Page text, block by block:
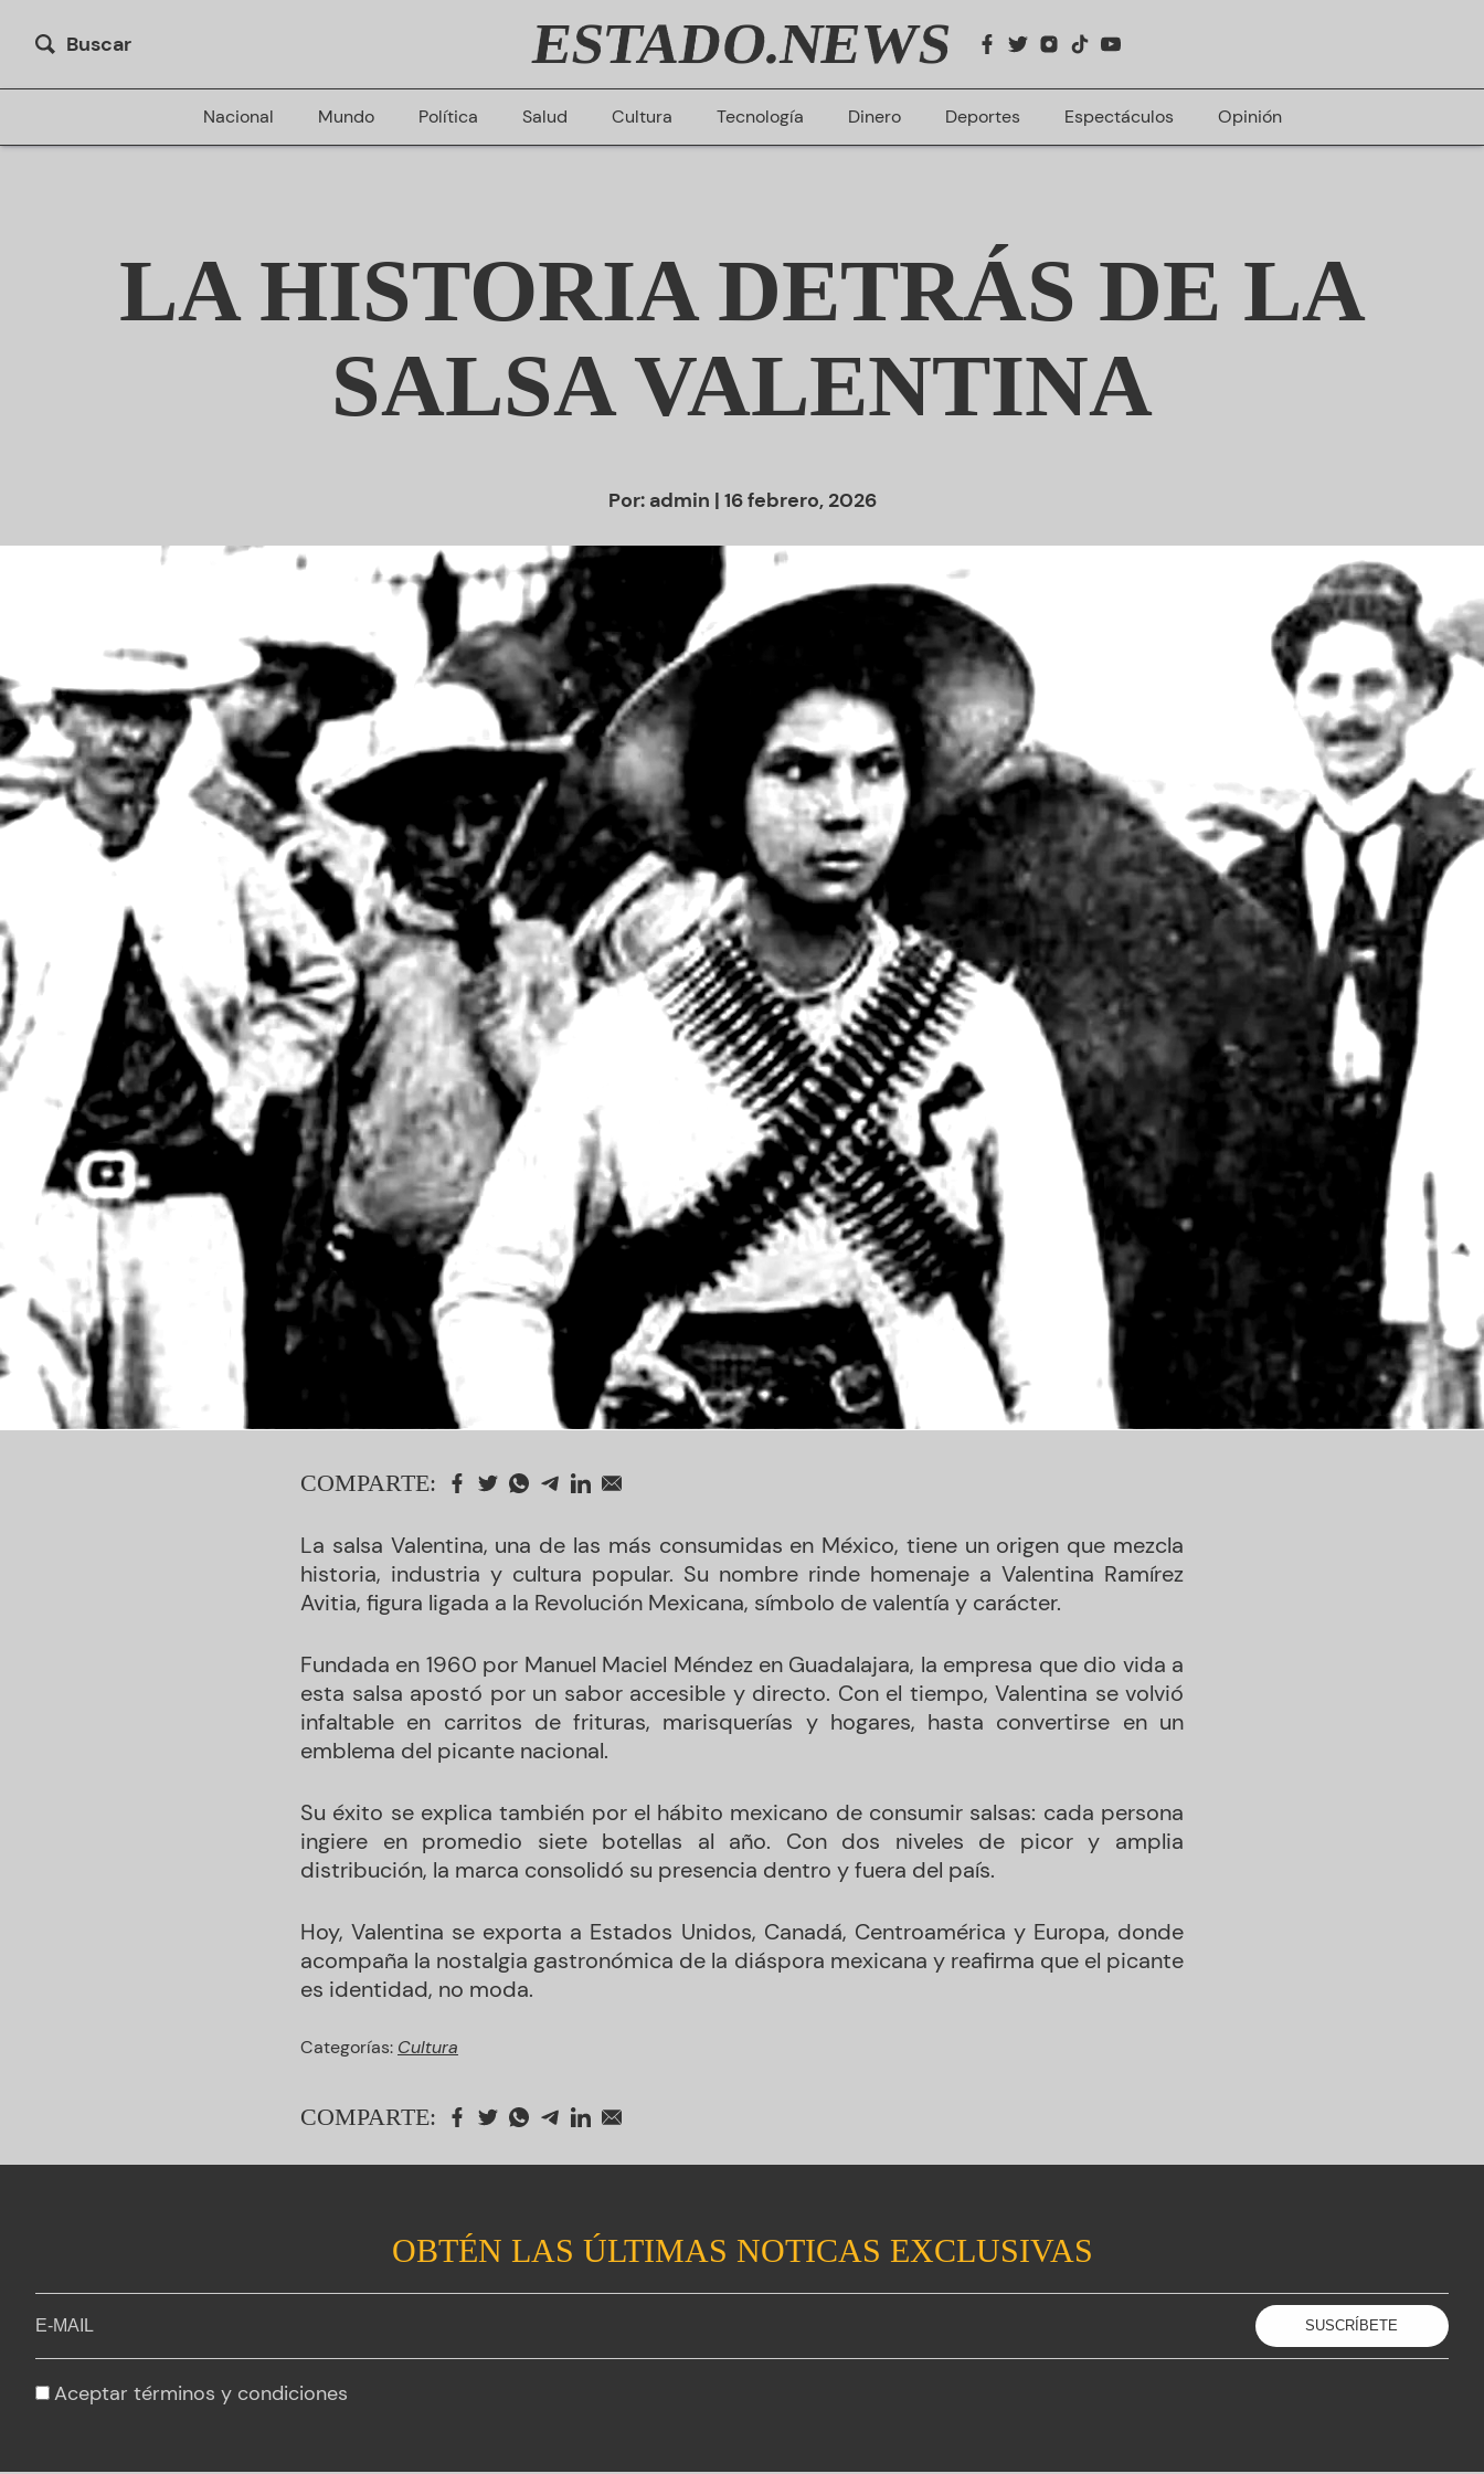
Buscar ESTADO.NEWS
Nacional Mundo Política Salud Cultura Tecnología Dinero Deportes Espectáculos Opinión
LA HISTORIA DETRÁS DE LA
SALSA VALENTINA
Por: admin | 16 febrero, 2026
COMPARTE:
La salsa Valentina, una de las más consumidas en México, tiene un origen que mezcla
historia, industria y cultura popular. Su nombre rinde homenaje a Valentina Ramírez
Avitia, figura ligada a la Revolución Mexicana, símbolo de valentía y carácter.
Fundada en 1960 por Manuel Maciel Méndez en Guadalajara, la empresa que dio vida a
esta salsa apostó por un sabor accesible y directo. Con el tiempo, Valentina se volvió
infaltable en carritos de frituras, marisquerías y hogares, hasta convertirse en un
emblema del picante nacional.
Su éxito se explica también por el hábito mexicano de consumir salsas: cada persona
ingiere en promedio siete botellas al año. Con dos niveles de picor y amplia
distribución, la marca consolidó su presencia dentro y fuera del país.
Hoy, Valentina se exporta a Estados Unidos, Canadá, Centroamérica y Europa, donde
acompaña la nostalgia gastronómica de la diáspora mexicana y reafirma que el picante
es identidad, no moda.
Categorías: Cultura
COMPARTE:
OBTÉN LAS ÚLTIMAS NOTICAS EXCLUSIVAS
Aceptar términos y condiciones